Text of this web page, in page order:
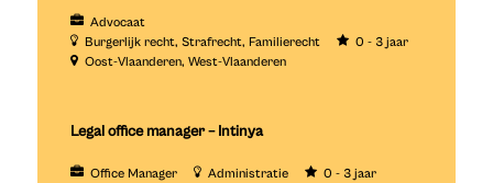
Advocaat
Burgerlijk recht Strafrecht Familierecht
0 - 3 jaar
Oost-Vlaanderen West-Vlaanderen
Legal office manager – Intinya
Office Manager Administratie
0 - 3 jaar